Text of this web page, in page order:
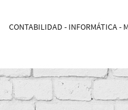
CONTABILIDAD - INFORMÁTICA -